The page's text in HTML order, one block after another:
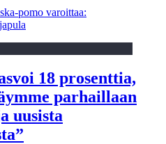
pomo varoittaa:
18 prosenttia,
parhaillaan
uusista